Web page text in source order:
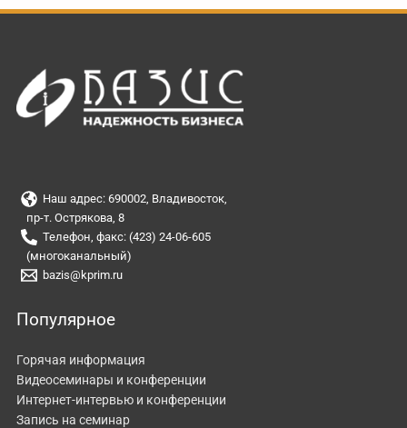
Наш адрес: 690002, Владивосток,
пр-т. Острякова, 8
Телефон, факс: (423) 24-06-605
(многоканальный)
bazis@kprim.ru
Популярное
Горячая информация
Видеосеминары и конференции
Интернет-интервью и конференции
Запись на семинар